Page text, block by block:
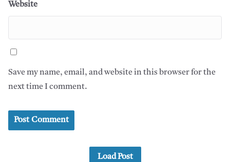
Website
Save my name, email, and website in this browser for the
next time I comment.
Load Post